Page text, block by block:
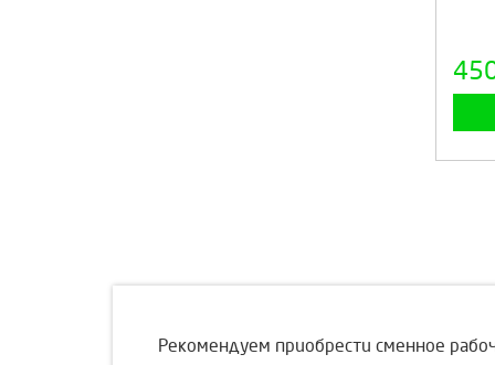
Рекомендуем приобрести сменное